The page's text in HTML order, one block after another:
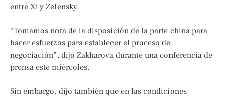
entre Xi y Zelensky.
“Tomamos nota de la disposición de la parte china para
hacer esfuerzos para establecer el proceso de
negociación”, dijo Zakharova durante una conferencia de
prensa este miércoles.
Sin embargo, dijo también que en las condiciones